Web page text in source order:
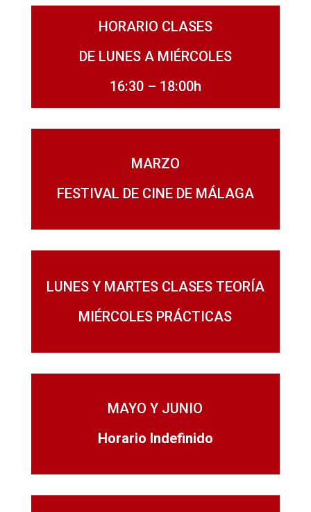
HORARIO CLASES
DE LUNES A MIÉRCOLES
16:30 – 18:00h
MARZO
FESTIVAL DE CINE DE MÁLAGA
LUNES Y MARTES CLASES TEORÍA
MIÉRCOLES PRÁCTICAS
MAYO Y JUNIO
Horario Indefinido